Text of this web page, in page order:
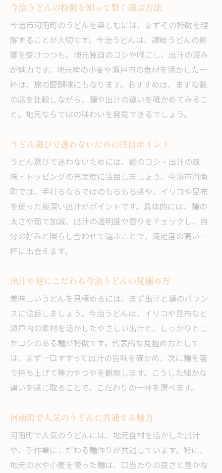
今治うどんの特徴を知って賢く選ぶ方法
今治市河南町のうどんを楽しむには、まずその特徴を理
解することが大切です。今治うどんは、讃岐うどんの影
響を受けつつも、地元独自のコシや喉ごし、出汁の深み
が魅力です。地元産の小麦や瀬戸内の食材を活かした一
杯は、旅の醍醐味にもなります。おすすめは、まず複数
の店を比較しながら、麺や出汁の違いを確かめてみるこ
と。地元ならではの味わいを発見できるでしょう。
うどん選びで迷わないための注目ポイント
うどん選びで迷わないためには、麺のコシ・出汁の風
味・トッピングの充実度に注目しましょう。今治市河南
町では、手打ちならではのもちもち感や、イリコや昆布
を使った奥深い出汁がポイントです。具体的には、麺の
太さや茹で加減、出汁の透明度や香りをチェックし、自
分の好みと照らし合わせて選ぶことで、満足度の高い一
杯に出会えます。
出汁や麺にこだわる今治うどんの見極め方
美味しいうどんを見極めるには、まず出汁と麺のバラン
スに注目しましょう。今治うどんは、イリコや昆布など
瀬戸内の素材を活かしたやさしい出汁と、しっかりとし
たコシのある麺が特徴です。代表的な見極め方として
は、まず一口すすって出汁の旨味を確かめ、次に麺を箸
で持ち上げて弾力やつやを観察します。こうした細かな
違いを感じ取ることで、こだわりの一杯を選べます。
河南町で人気のうどんに共通する魅力
河南町で人気のうどんには、地元食材を活かした出汁
や、手作業にこだわる麺作りが共通しています。特に、
地元の水や小麦を使った麺は、口当たりの良さと豊かな